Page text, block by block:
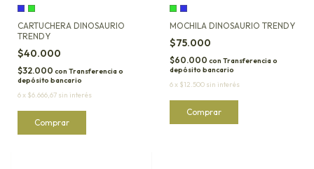
CARTUCHERA DINOSAURIO
TRENDY
$40.000
$32.000 con Transferencia o
depósito bancario
6x $6.666,67 sin interés
Comprar
MOCHILA DINOSAURIO TRENDY
$75.000
$60.000 con Transferencia o
depósito bancario
6x $12.500 sin interés
Comprar